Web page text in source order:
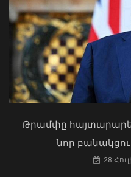
ԱԳ փոխնախարարը
ներկայացրել է COP17-ի
կազմակերպման
06 Օգոստոս, 2026 21:44
Դուք 5 տարի ինձնից
եկել. Կոնջորյանը՝
դաշինքի
04 Օգոստոս, 2026 15:53
Թրամփը
նոր
28